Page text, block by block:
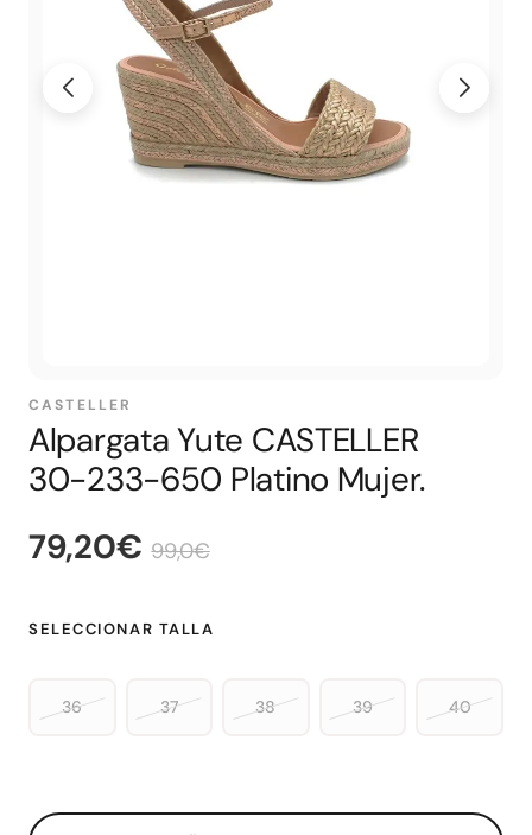
CASTELLER
Alpargata Yute CASTELLER
30-233-650 Platino Mujer.
79,20€ 99,0€
SELECCIONAR TALLA
36 37 38 39 40